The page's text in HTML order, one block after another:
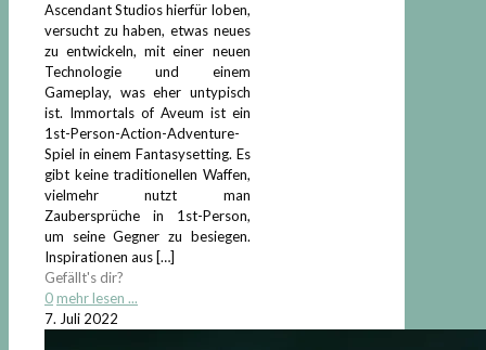
Ascendant Studios hierfür loben,
versucht zu haben, etwas neues
zu entwickeln, mit einer neuen
Technologie und einem
Gameplay, was eher untypisch
ist. Immortals of Aveum ist ein
1st-Person-Action-Adventure-
Spiel in einem Fantasysetting. Es
gibt keine traditionellen Waffen,
vielmehr nutzt man
Zaubersprüche in 1st-Person,
um seine Gegner zu besiegen.
Inspirationen aus […]
Gefällt's dir?
0 mehr lesen ...
7. Juli 2022